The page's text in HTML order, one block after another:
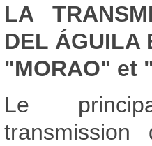
LA
DEL ÁGUILA
"MORAO" et
Le